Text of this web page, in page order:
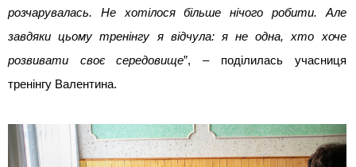
розчарувалась. Не хотілося більше нічого робити. Але
завдяки цьому тренінгу я відчула: я не одна, хто хоче
розвивати своє середовище”, – поділилась учасниця
тренінгу Валентина.